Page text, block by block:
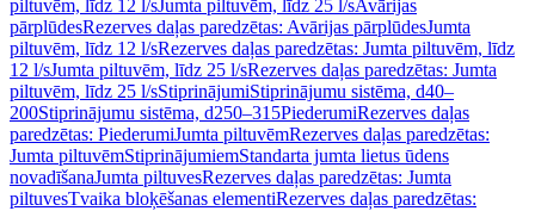
piltuvēm, līdz 12 l/sJumta piltuvēm, līdz 25 l/sAvārijas
pārplūdesRezerves daļas paredzētas: Avārijas pārplūdesJumta
piltuvēm, līdz 12 l/sRezerves daļas paredzētas: Jumta piltuvēm, līdz
12 l/sJumta piltuvēm, līdz 25 l/sRezerves daļas paredzētas: Jumta
piltuvēm, līdz 25 l/sStiprinājumiStiprinājumu sistēma, d40–
200Stiprinājumu sistēma, d250–315PiederumiRezerves daļas
paredzētas: PiederumiJumta piltuvēmRezerves daļas paredzētas:
Jumta piltuvēmStiprinājumiemStandarta jumta lietus ūdens
novadīšanaJumta piltuvesRezerves daļas paredzētas: Jumta
piltuvesTvaika bloķēšanas elementiRezerves daļas paredzētas: